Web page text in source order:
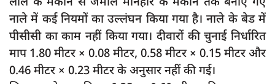
Register
English
नाले में कई नियमों का उल्लंघन किया गया है। नाले के बेड में
पीसीसी का काम नहीं किया गया। दीवारों की चुनाई निर्धारित
माप 1.80 मीटर × 0.08 मीटर, 0.58 मीटर × 0.15 मीटर और
0.46 मीटर × 0.23 मीटर के अनुसार नहीं की गई।